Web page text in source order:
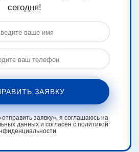
сегодня!
ЗАЯВКУ
заявку», я соглашаюсь на
данных и согласен с политикой